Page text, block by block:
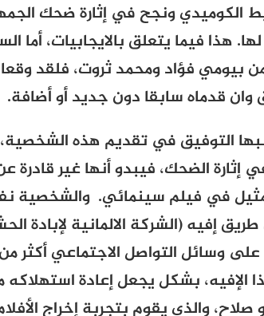
الكوميدي ونجح في إثارة ضحك
هذا فيما يتعلق بالايجابيات، أما
بيومي فؤاد ومحمد ثروت، فلقد
وان قدماه سابقا دون جديد أو أضافة.
التوفيق في تقديم هذه الشخصية،
إثارة الضحك، فيبدو أنها غير قادرة
في فيلم سينمائي. والشخصية
إفيه (الشركة الالمانية لإبادة
على وسائل التواصل الاجتماعي أكثر
الإفيه، بشكل يجعل إعادة
صلاح، والذي يقوم بتجربة إخراج